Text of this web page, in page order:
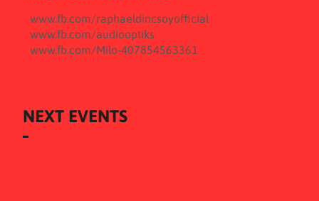
www.fb.com/raphaeldincsoyofficial
www.fb.com/audiooptiks
www.fb.com/Milo-407854563361
NEXT EVENTS